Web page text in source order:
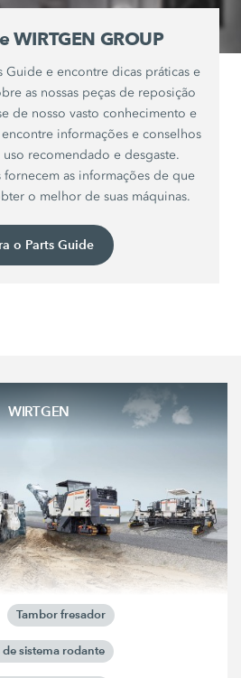
WIRTGEN GROUP
Guide e encontre dicas práticas e
as nossas peças de reposição
de nosso vasto conhecimento e
informações e conselhos
recomendado e desgaste.
fornecem as informações de que
o melhor de suas máquinas.
o Parts Guide
WIRTGEN
Tambor fresador
sistema rodante